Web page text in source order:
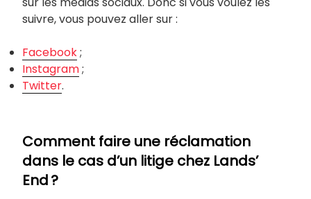
suivre, vous pouvez aller sur :
Facebook;
Instagram;
Twitter.
Comment faire une réclamation
dans le cas d’un litige chez Lands’
End ?